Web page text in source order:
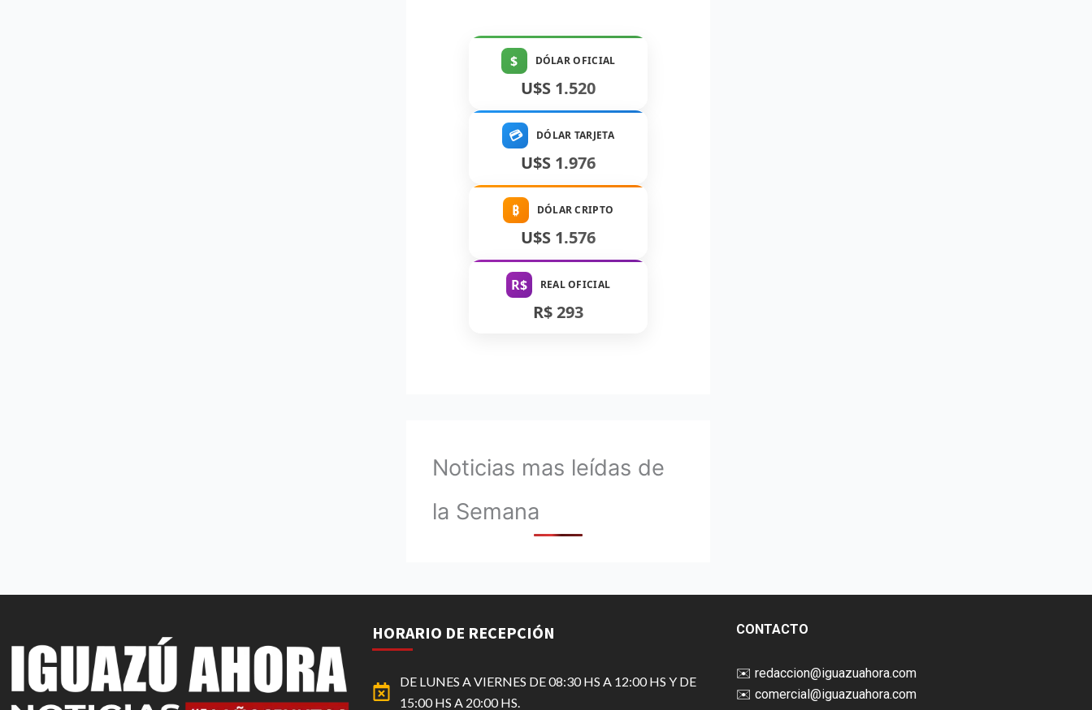
$ DÓLAR OFICIAL
U$S 1.520
💳 DÓLAR TARJETA
U$S 1.976
₿ DÓLAR CRIPTO
U$S 1.576
R$ REAL OFICIAL
R$ 293
Noticias mas leídas de
la Semana
HORARIO DE RECEPCIÓN
DE LUNES A VIERNES DE 08:30 HS A 12:00 HS Y DE
15:00 HS A 20:00 HS.
CONTACTO
✉️ redaccion@iguazuahora.com
✉️ comercial@iguazuahora.com